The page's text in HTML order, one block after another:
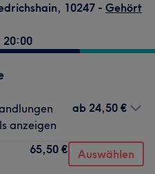
, 10247 - Gehört
20:00
anzeigen
ab 24,50 €
65,50 € Auswählen